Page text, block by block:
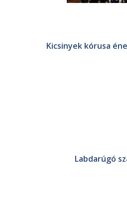
Kicsinyek kórusa
Labdarúgó